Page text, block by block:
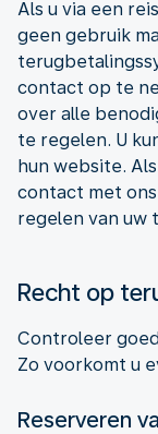
Als u via een
geen gebruik
contact op te
over alle
te regelen. U
hun website.
contact met
regelen van uw
Recht op
Controleer
Zo voorkomt u
Reserveren